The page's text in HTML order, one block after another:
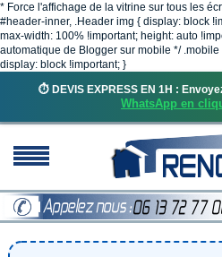
* Force l'affichage de la vitrine sur tous les
#header-inner, .Header img { display: block
max-width: 100% !important; height: auto
automatique de Blogger sur mobile */
display: block !important; }
⏱️ DEVIS EXPRESS EN 1H :
WhatsApp en